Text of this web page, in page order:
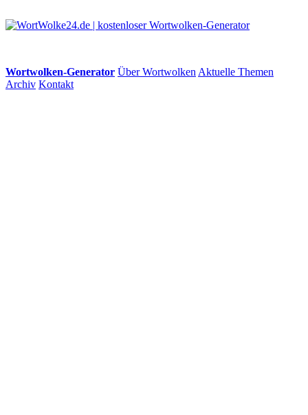
Wortwolken-Generator Über Wortwolken Aktuelle Themen
Archiv Kontakt